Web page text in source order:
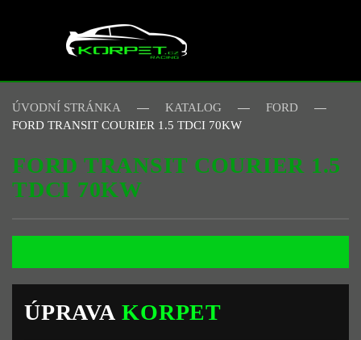
Skip to main content
ÚVODNÍ STRÁNKA KATALOG
FORD
FORD TRANSIT COURIER 1.5 TDCI 70KW
FORD TRANSIT COURIER 1.5
TDCI 70KW
ÚPRAVAKORPET